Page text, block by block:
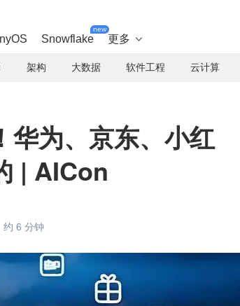
Snowflake
new
更多 
架构 大数据 软件工程 云计算
华为、京东、小红
| AICon
约 6 分钟